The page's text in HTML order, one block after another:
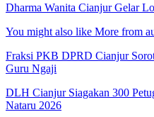
Dharma Wanita Cianjur Gelar
You might also like More from
Fraksi PKB DPRD Cianjur
Guru Ngaji
DLH Cianjur Siagakan 300
Nataru 2026